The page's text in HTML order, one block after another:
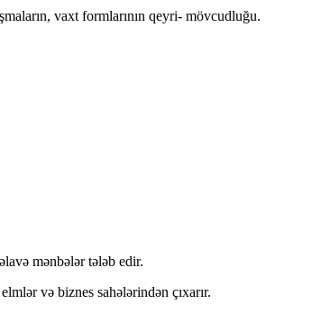
vaxt formlarının qeyri- mövcudluğu.
mənbələr tələb edir.
və biznes sahələrindən çıxarır.